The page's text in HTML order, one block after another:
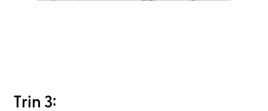
Trin 3: